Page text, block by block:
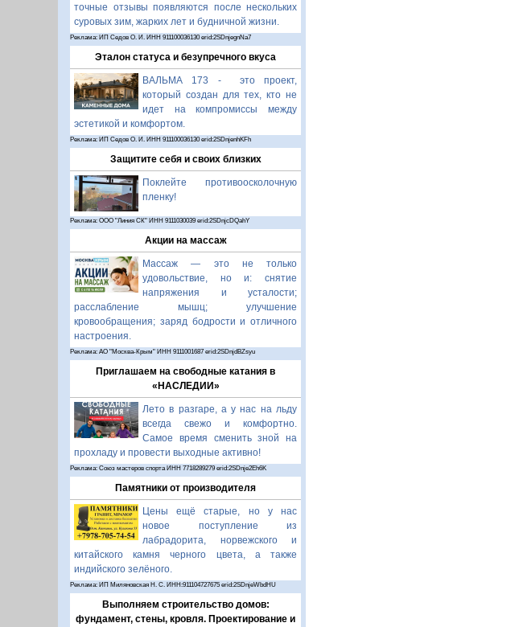
точные отзывы появляются после нескольких
суровых зим, жарких лет и будничной жизни.
Реклама: ИП Седов О. И. ИНН 911100036130 erid:2SDnjegnNa7
Эталон статуса и безупречного вкуса
ВАЛЬМА 173 - это проект,
который создан для тех, кто не
идет на компромиссы между
эстетикой и комфортом.
Реклама: ИП Седов О. И. ИНН 911100036130 erid:2SDnjenhKFh
Защитите себя и своих близких
Поклейте противоосколочную
пленку!
Реклама: ООО "Линия СК" ИНН 9111030039 erid:2SDnjcDQahY
Акции на массаж
Массаж — это не только
удовольствие, но и: снятие
напряжения и усталости;
расслабление мышц; улучшение
кровообращения; заряд бодрости и отличного
настроения.
Реклама: АО "Москва-Крым" ИНН 9111001687 erid:2SDnjdBZsyu
Приглашаем на свободные катания в
«НАСЛЕДИИ»
Лето в разгаре, а у нас на льду
всегда свежо и комфортно.
Самое время сменить зной на
прохладу и провести выходные активно!
Реклама: Союз мастеров спорта ИНН 7718289279 erid:2SDnje2Eh6K
Памятники от производителя
Цены ещё старые, но у нас
новое поступление из
лабрадорита, норвежского и
китайского камня черного цвета, а также
индийского зелёного.
Реклама: ИП Миляновская Н. С. ИНН:911104727675 erid:2SDnjeWbdHU
Выполняем строительство домов:
фундамент, стены, кровля. Проектирование и